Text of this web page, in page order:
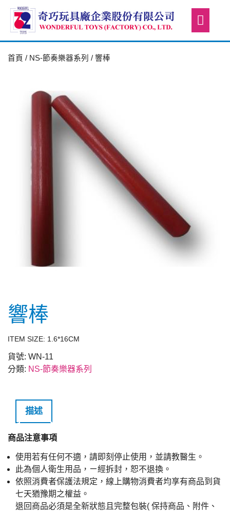
首頁 / NS-節奏樂器系列 / 響棒
響棒
ITEM SIZE: 1.6*16CM
貨號: WN-11
分類: NS-節奏樂器系列
描述
商品注意事項
使用若有任何不適，請即刻停止使用，並請教醫生。
此為個人衛生用品，ㄧ經拆封，恕不退換。
依照消費者保護法規定，線上購物消費者均享有商品到貨
七天猶豫期之權益。
退回商品必須是全新狀態且完整包裝( 保持商品、附件、